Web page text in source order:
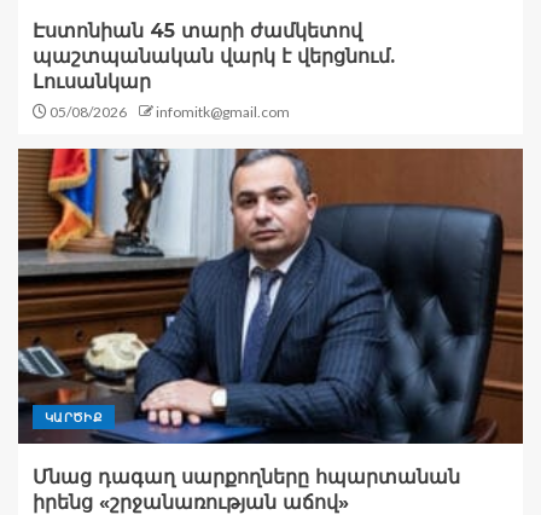
Էստոնիան 45 տարի ժամկետով
պաշտպանական վարկ է վերցնում.
Լուսանկար
05/08/2026 infomitk@gmail.com
ԿԱՐԾԻՔ
Մնաց դագաղ սարքողները հպարտանան
իրենց «շրջանառության աճով»